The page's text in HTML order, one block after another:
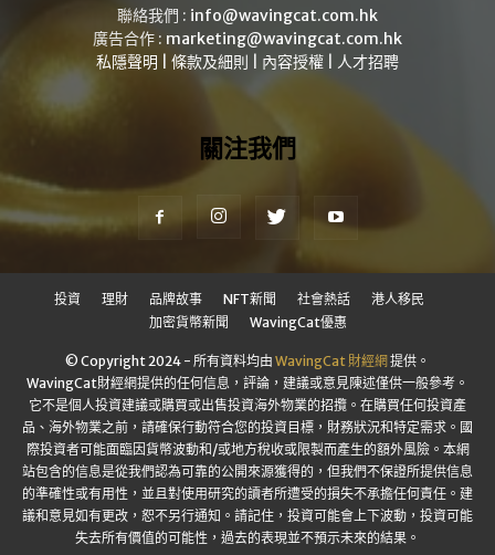
聯絡我們 : info@wavingcat.com.hk
廣告合作 : marketing@wavingcat.com.hk
私隱聲明
條款及細則 內容授權 人才招聘
關注我們
投資 理財 品牌故事 NFT新聞 社會熱話
港人移民
加密貨幣新聞
WavingCat優惠
© Copyright 2024 - 所有資料均由 WavingCat 財經網提供。
WavingCat財經網提供的任何信息，評論，建議或意見陳述僅供一般參考。
它不是個人投資建議或購買或出售投資海外物業的招攬。在購買任何投資產
品、海外物業之前，請確保行動符合您的投資目標，財務狀況和特定需求。國
際投資者可能面臨因貨幣波動和/或地方稅收或限製而產生的額外風險。本網
站包含的信息是從我們認為可靠的公開來源獲得的，但我們不保證所提供信息
的準確性或有用性，並且對使用研究的讀者所遭受的損失不承擔任何責任。建
議和意見如有更改，恕不另行通知。請記住，投資可能會上下波動，投資可能
失去所有價值的可能性，過去的表現並不預示未來的結果。